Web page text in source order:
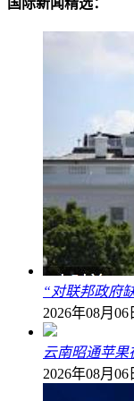
国际新闻精选：
“对联邦政府
2026年08月06
云南昭通苹
2026年08月06